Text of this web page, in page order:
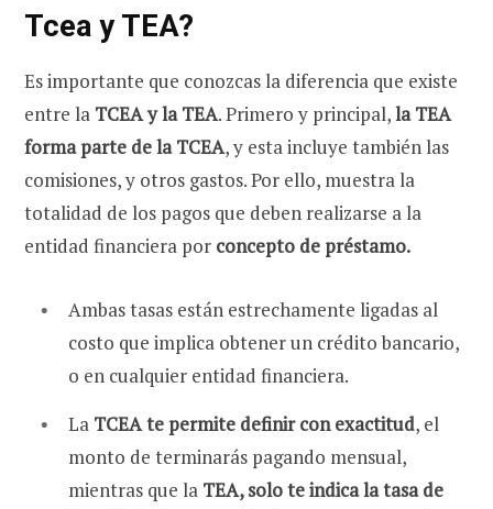
Tcea y TEA?
Es importante que conozcas la diferencia que existe
entre la TCEA y la TEA. Primero y principal,la TEA
forma parte de la TCEA, y esta incluye también las
comisiones, y otros gastos. Por ello, muestra la
totalidad de los pagos que deben realizarse a la
entidad financiera por concepto de préstamo.
Ambas tasas están estrechamente ligadas al
costo que implica obtener un crédito bancario,
o en cualquier entidad financiera.
La TCEA te permite definir con exactitud, el
monto de terminarás pagando mensual,
mientras que la TEA, solo te indica la tasa de